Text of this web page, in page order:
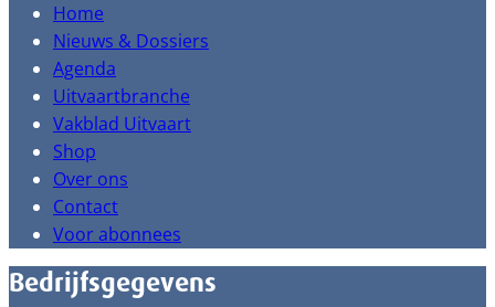
Home
Nieuws & Dossiers
Agenda
Uitvaartbranche
Vakblad Uitvaart
Shop
Over ons
Contact
Voor abonnees
Bedrijfsgegevens